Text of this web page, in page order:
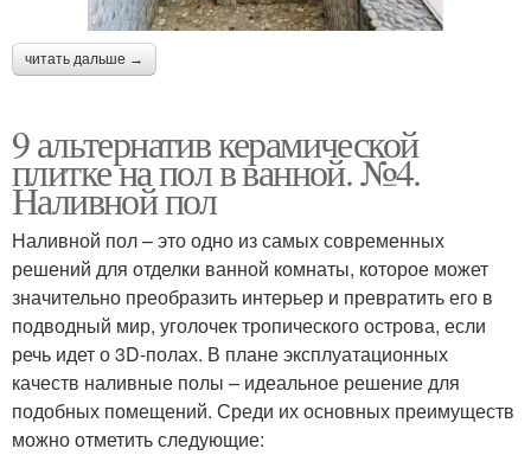
читать дальше →
9 альтернатив керамической
плитке на пол в ванной. №4.
Наливной пол
Наливной пол – это одно из самых современных
решений для отделки ванной комнаты, которое может
значительно преобразить интерьер и превратить его в
подводный мир, уголочек тропического острова, если
речь идет о 3D-полах. В плане эксплуатационных
качеств наливные полы – идеальное решение для
подобных помещений. Среди их основных преимуществ
можно отметить следующие: